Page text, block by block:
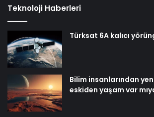
Teknoloji Haberleri
Türksat 6A kalıcı
Bilim insanlarından
eskiden yaşam var